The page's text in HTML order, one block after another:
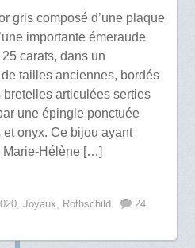
gris composé d’une plaque
importante émeraude
carats, dans un
tailles anciennes, bordés
bretelles articulées serties
une épingle ponctuée
et onyx. Ce bijou ayant
Marie-Hélène […]
,Joyaux, Rothschild
24